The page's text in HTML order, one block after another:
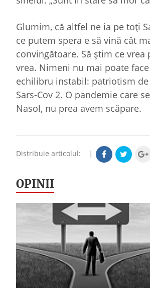
Glumim, că altfel ne ia pe toţi
ce putem spera e să vină cât
convingătoare. Să ştim ce
vrea. Nimeni nu mai poate
echilibru instabil: patriotism
Sars-Cov 2. O pandemie care
Nasol, nu prea avem scăpare.
Distribuie articolul: |
OPINII